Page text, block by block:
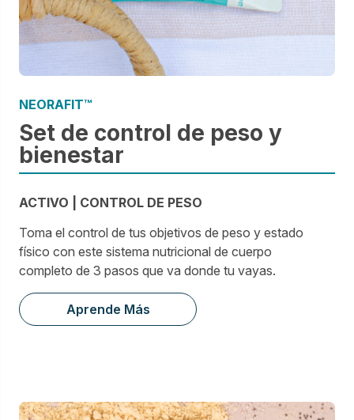
NEORAFIT™
Set de control de peso y
bienestar
ACTIVO | CONTROL DE PESO
Toma el control de tus objetivos de peso y estado
físico con este sistema nutricional de cuerpo
completo de 3 pasos que va donde tu vayas.
Aprende Más